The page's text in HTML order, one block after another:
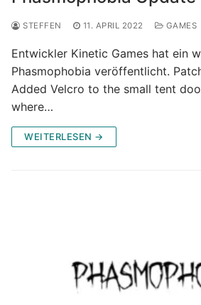
STEFFEN 11. APRIL 2022 GAMES
Entwickler Kinetic Games hat ein
Phasmophobia veröffentlicht.
Added Velcro to the small tent
where…
WEITERLESEN →